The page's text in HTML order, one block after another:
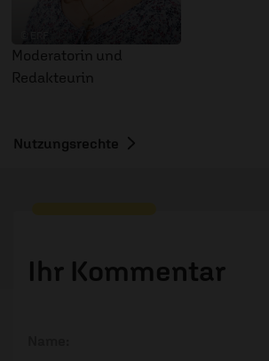
Moderatorin und
Redakteurin
Nutzungsrechte
Ihr Kommentar